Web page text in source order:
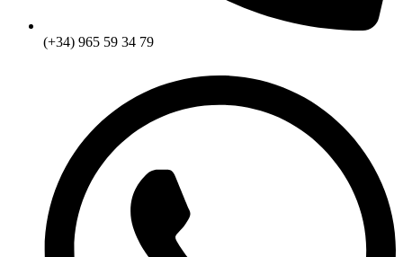
(+34) 965 59 34 79